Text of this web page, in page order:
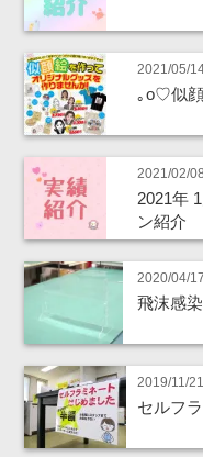
2021/05/
｡o♡似
2021/02/08
2021年
ン紹介
2020/04/17
飛沫感
2019/11/21
セルフ